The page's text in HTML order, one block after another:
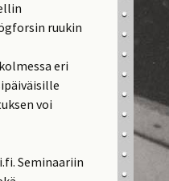
ruukin
eri
voi
Seminaariin